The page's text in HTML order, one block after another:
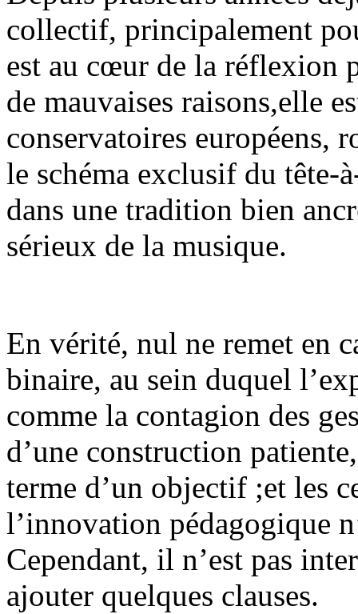
collectif, principalement
est au cœur de la réflexion
de mauvaises raisons,elle
conservatoires européens,
le schéma exclusif du tête-
dans une tradition bien
sérieux de la musique.
En vérité, nul ne remet en
binaire, au sein duquel
comme la contagion des
d’une construction
terme d’un objectif ;et les
l’innovation pédagogique
Cependant, il n’est pas
ajouter quelques clauses.